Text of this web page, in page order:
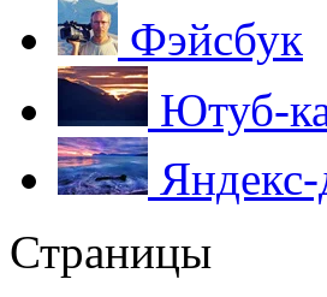
Фэйсбук
Ютуб-
Страницы